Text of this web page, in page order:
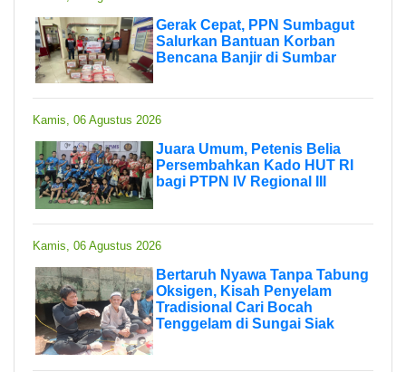
Gerak Cepat, PPN Sumbagut
Salurkan Bantuan Korban
Bencana Banjir di Sumbar
Kamis, 06 Agustus 2026
Juara Umum, Petenis Belia
Persembahkan Kado HUT RI
bagi PTPN IV Regional III
Kamis, 06 Agustus 2026
Bertaruh Nyawa Tanpa Tabung
Oksigen, Kisah Penyelam
Tradisional Cari Bocah
Tenggelam di Sungai Siak